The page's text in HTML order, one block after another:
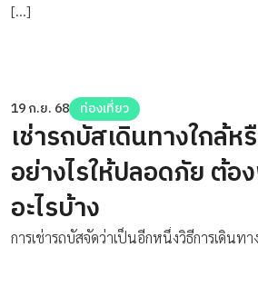
[…]
19 ก.ย. 68 ท่องเที่ยว
เช่ารถบัสเดินทางใกล้ห
อย่างไรให้ปลอดภัย ต้
อะไรบ้าง
การเช่ารถบัสจัดว่าเป็นอีกหนึ่งวิธีการเดินท